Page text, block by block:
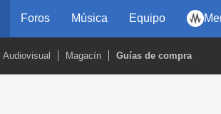
Foros Música Equipo
Audiovisual Magacín Guías de compra